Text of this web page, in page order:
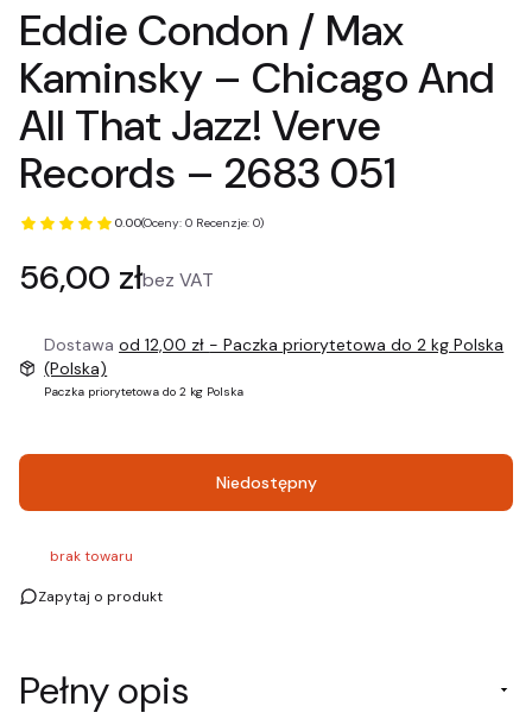
Eddie Condon / Max
Kaminsky ‎– Chicago And
All That Jazz! Verve
Records ‎– 2683 051
0.00(Oceny: 0 Recenzje: 0)
Cena
56,00 złbez VAT
Dostawaod 12,00 zł - Paczka priorytetowa do 2 kg Polska
(Polska)
Paczka priorytetowa do 2 kg Polska
Niedostępny
brak towaru
Zapytaj o produkt
Pełny opis